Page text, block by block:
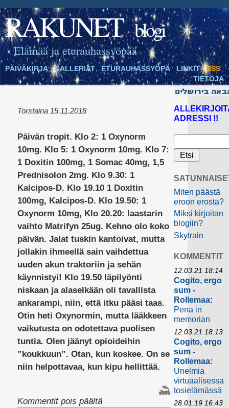
RAKUNET blogi
Elämää ja eturauhassyöpää
PÄIVÄKIRJA GALLERIAT ETURAUHASSYÖPÄ LINKIT
RSS
TIETOJA
Torstaina 15.11.2018
Päivän tropit. Klo 2: 1 Oxynorm
10mg. Klo 5: 1 Oxynorm 10mg. Klo 7:
1 Doxitin 100mg, 1 Somac 40mg, 1,5
Prednisolon 2mg. Klo 9.30: 1
Kalcipos-D. Klo 19.101 Doxitin
100mg, Kalcipos-D. Klo 19.50: 1
Oxynorm 10mg, Klo 20.20: laastarin
vaihto Matrifyn 25ug. Kehno olo koko
päivän. Jalat tuskin kantoivat, mutta
jollakin ihmeellä sain vaihdettua
uuden akun traktoriin ja sehän
käynnistyi! Klo 19.50 läpilyönti
niskaan ja alaselkään oli tavallista
ankarampi, niin, että itku pääsi taas.
Otin heti Oxynormin, mutta lääkkeen
vaikutusta on odotettava puolisen
tuntia. Olen jäänyt opioideihin
”koukkuun”. Otan, kun koskee. On se
niin helpottavaa, kun kipu hellittää.
Kommentit pois päältäartikkelissa
ADRESSI !!
Miten päästä
eroon erosta?
Miksi kirjoitan
blogiin?
Skytrain
KOMMENTIT
12.03.21 18:14
Cogito, ergo
sum -
Rollemaa:
Pena in
memorian
12.03.21 18:13
Cogito, ergo
sum -
Rollemaa:
Unelmia
virtuaalisessa
tosielämässä
28.01.19 16:43